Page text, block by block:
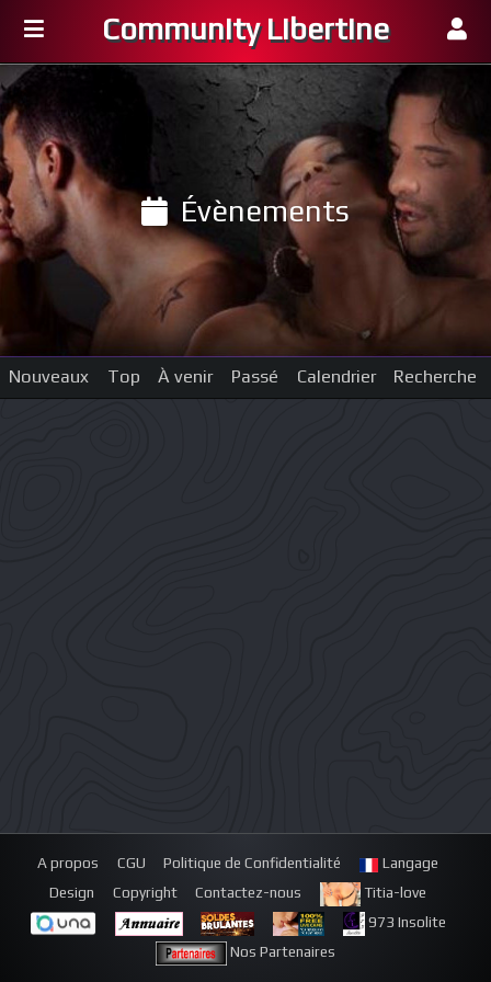
Community Libertine
Évènements
Nouveaux Top À venir Passé Calendrier Recherche
A propos CGU Politique de Confidentialité
Langage
Design
Copyright Contactez-nous
Titia-love
973 Insolite
Nos Partenaires